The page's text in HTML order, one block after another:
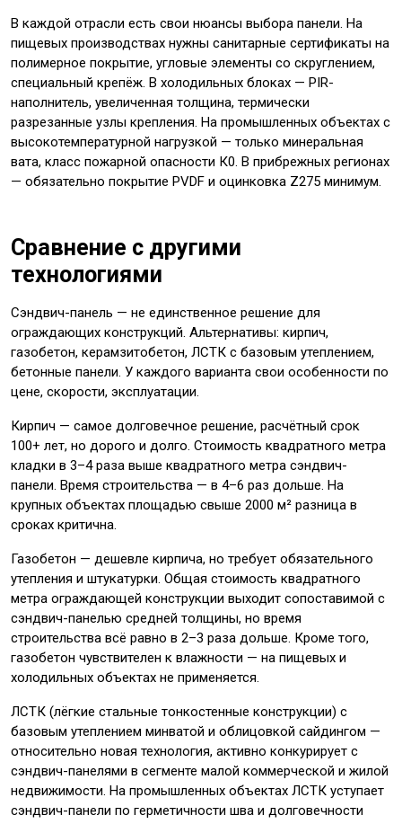
В каждой отрасли есть свои нюансы выбора панели. На
пищевых производствах нужны санитарные сертификаты на
полимерное покрытие, угловые элементы со скруглением,
специальный крепёж. В холодильных блоках — PIR-
наполнитель, увеличенная толщина, термически
разрезанные узлы крепления. На промышленных объектах с
высокотемпературной нагрузкой — только минеральная
вата, класс пожарной опасности К0. В прибрежных регионах
— обязательно покрытие PVDF и оцинковка Z275 минимум.
Сравнение с другими
технологиями
Сэндвич-панель — не единственное решение для
ограждающих конструкций. Альтернативы: кирпич,
газобетон, керамзитобетон, ЛСТК с базовым утеплением,
бетонные панели. У каждого варианта свои особенности по
цене, скорости, эксплуатации.
Кирпич — самое долговечное решение, расчётный срок
100+ лет, но дорого и долго. Стоимость квадратного метра
кладки в 3–4 раза выше квадратного метра сэндвич-
панели. Время строительства — в 4–6 раз дольше. На
крупных объектах площадью свыше 2000 м² разница в
сроках критична.
Газобетон — дешевле кирпича, но требует обязательного
утепления и штукатурки. Общая стоимость квадратного
метра ограждающей конструкции выходит сопоставимой с
сэндвич-панелью средней толщины, но время
строительства всё равно в 2–3 раза дольше. Кроме того,
газобетон чувствителен к влажности — на пищевых и
холодильных объектах не применяется.
ЛСТК (лёгкие стальные тонкостенные конструкции) с
базовым утеплением минватой и облицовкой сайдингом —
относительно новая технология, активно конкурирует с
сэндвич-панелями в сегменте малой коммерческой и жилой
недвижимости. На промышленных объектах ЛСТК уступает
сэндвич-панели по герметичности шва и долговечности